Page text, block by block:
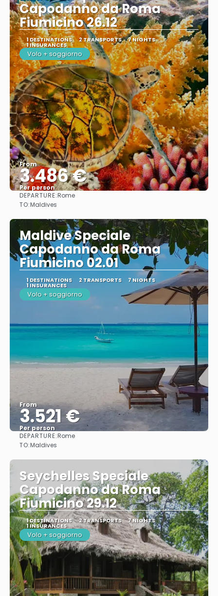
Capodanno da Roma
Fiumicino 26.12
1 DESTINATIONS 2 TRANSPORTS 7 NIGHTS
1 INSURANCES
Volo + soggiorno
From
3.486 €
Per person
DEPARTURE:Rome
TO:Maldives
Maldive Speciale
Capodanno da Roma
Fiumicino 02.01
1 DESTINATIONS 2 TRANSPORTS 7 NIGHTS
1 INSURANCES
Volo + soggiorno
From
3.521 €
Per person
DEPARTURE:Rome
TO:Maldives
Seychelles Speciale
Capodanno da Roma
Fiumicino 29.12
1 DESTINATIONS 2 TRANSPORTS 7 NIGHTS
1 INSURANCES
Volo + soggiorno